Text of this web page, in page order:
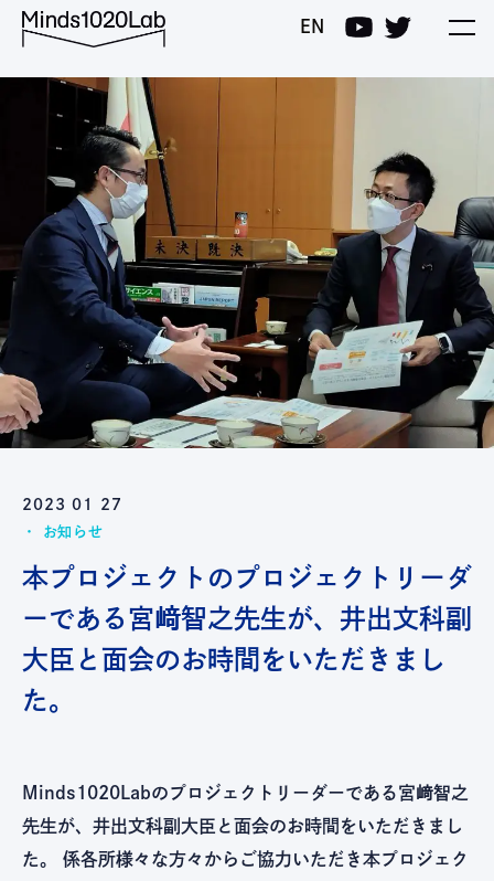
Minds1020Lab｜
EN
2023 01 27
お知らせ
本プロジェクトのプロジェクトリーダ
ーである宮﨑智之先生が、井出文科副
大臣と面会のお時間をいただきまし
た。
Minds1020Labのプロジェクトリーダーである宮﨑智之
先生が、井出文科副大臣と面会のお時間をいただきまし
た。 係各所様々な方々からご協力いただき本プロジェク